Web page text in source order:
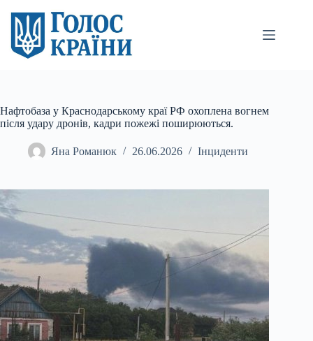
вмісту
Нафтобаза у Краснодарському краї РФ охоплена вогнем
після удару дронів, кадри пожежі поширюються.
Яна Романюк 26.06.2026 Інциденти